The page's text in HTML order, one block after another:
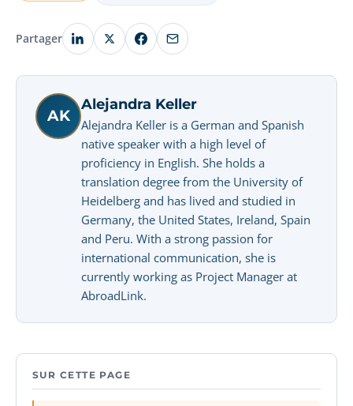
Partager
AK
Alejandra Keller
Alejandra Keller is a German and Spanish
native speaker with a high level of
proficiency in English. She holds a
translation degree from the University of
Heidelberg and has lived and studied in
Germany, the United States, Ireland, Spain
and Peru. With a strong passion for
international communication, she is
currently working as Project Manager at
AbroadLink.
SUR CETTE PAGE